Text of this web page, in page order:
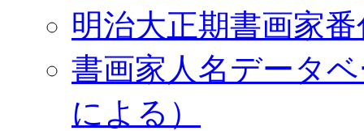
明治大正期書画家
書画家人名データ
による）